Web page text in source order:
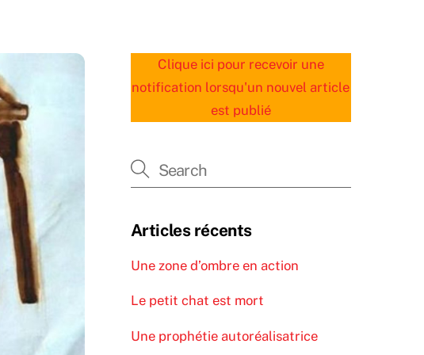
Clique ici pour recevoir une
notification lorsqu'un nouvel article
est publié
Articles récents
Une zone d’ombre en action
Le petit chat est mort
Une prophétie autoréalisatrice